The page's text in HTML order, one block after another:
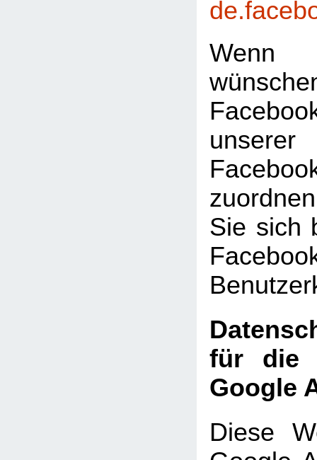
Sie sich
für die
Google
Diese